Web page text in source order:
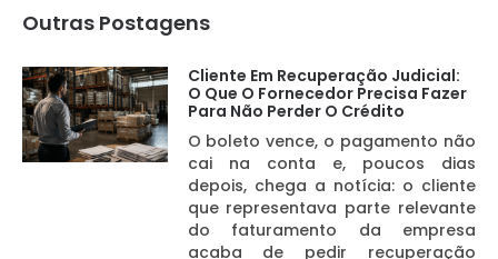
Outras Postagens
Cliente Em Recuperação Judicial:
O Que O Fornecedor Precisa Fazer
Para Não Perder O Crédito
O boleto vence, o pagamento não
cai na conta e, poucos dias
depois, chega a notícia: o cliente
que representava parte relevante
do faturamento da empresa
acaba de pedir recuperação